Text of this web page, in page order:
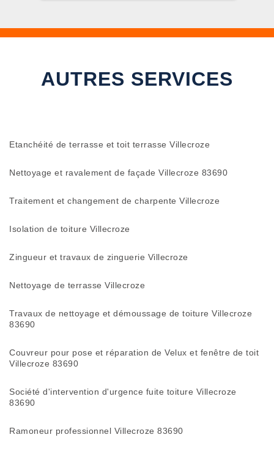
AUTRES SERVICES
Etanchéité de terrasse et toit terrasse Villecroze
Nettoyage et ravalement de façade Villecroze 83690
Traitement et changement de charpente Villecroze
Isolation de toiture Villecroze
Zingueur et travaux de zinguerie Villecroze
Nettoyage de terrasse Villecroze
Travaux de nettoyage et démoussage de toiture Villecroze
83690
Couvreur pour pose et réparation de Velux et fenêtre de toit
Villecroze 83690
Société d'intervention d'urgence fuite toiture Villecroze
83690
Ramoneur professionnel Villecroze 83690